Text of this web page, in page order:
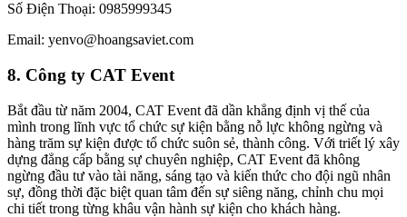
Số Điện Thoại: 0985999345
Email: yenvo@hoangsaviet.com
8. Công ty CAT Event
Bắt đầu từ năm 2004, CAT Event đã dần khẳng định vị thế của
mình trong lĩnh vực tổ chức sự kiện bằng nỗ lực không ngừng và
hàng trăm sự kiện được tổ chức suôn sẻ, thành công. Với triết lý xây
dựng đẳng cấp bằng sự chuyên nghiệp, CAT Event đã không
ngừng đầu tư vào tài năng, sáng tạo và kiến thức cho đội ngũ nhân
sự, đồng thời đặc biệt quan tâm đến sự siêng năng, chỉnh chu mọi
chi tiết trong từng khâu vận hành sự kiện cho khách hàng.